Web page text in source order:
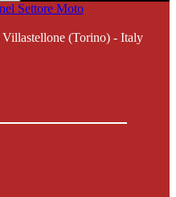
(Torino) - Italy